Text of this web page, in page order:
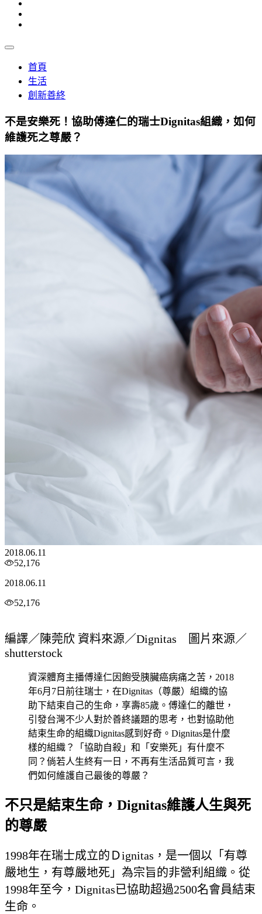
首頁
生活
創新善終
不是安樂死！協助傅達仁的瑞士Dignitas組織，如何
維護死之尊嚴？
2018.06.11
52,176
2018.06.11
52,176
編譯／陳莞欣 資料來源／Dignitas 圖片來源／
shutterstock
資深體育主播傅達仁因飽受胰臟癌病痛之苦，2018
年6月7日前往瑞士，在Dignitas（尊嚴）組織的協
助下結束自己的生命，享壽85歲。傅達仁的離世，
引發台灣不少人對於善終議題的思考，也對協助他
結束生命的組織Dignitas感到好奇。Dignitas是什麼
樣的組織？「協助自殺」和「安樂死」有什麼不
同？倘若人生終有一日，不再有生活品質可言，我
們如何維護自己最後的尊嚴？
不只是結束生命，Dignitas維護人生與死
的尊嚴
1998年在瑞士成立的Ｄignitas，是一個以「有尊
嚴地生，有尊嚴地死」為宗旨的非營利組織。從
1998年至今，Dignitas已協助超過2500名會員結束
生命。